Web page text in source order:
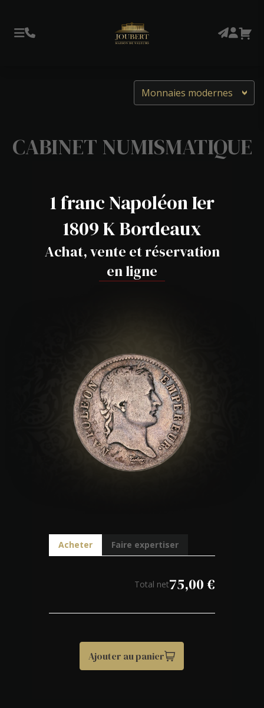
CABINET NUMISMATIQUE
Monnaies modernes
1 franc Napoléon Ier
1809 K Bordeaux
Achat, vente et réservation
en ligne
Acheter Faire expertiser
Total net75,00€
Ajouter au panier